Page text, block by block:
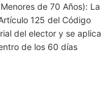
de 70 Años): La
125 del Código
del elector y se aplica
de los 60 días